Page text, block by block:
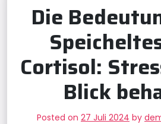
Die
Cortisol:
Blick
Posted on 27 Juli 2024 by